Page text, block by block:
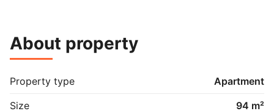
Her er stue og spiseafdeling forbundet i et forskudt
niveau, som skaber en hyggelig opdeling mellem de to
der er god plads til at indrette sig med tv og ekstra
opbevaring. I spiseafdelingen er der plads til et
spisebord til hverdag og gæster.
About property
Property type
Apartment
Size
94 m²